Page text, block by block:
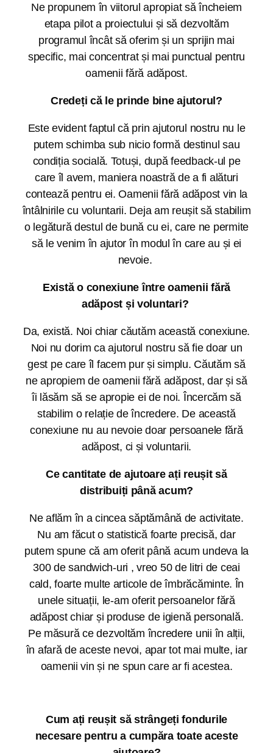
Ne propunem în viitorul apropiat să încheiem
etapa pilot a proiectului și să dezvoltăm
programul încât să oferim și un sprijin mai
specific, mai concentrat și mai punctual pentru
oamenii fără adăpost.
Credeți că le prinde bine ajutorul?
Este evident faptul că prin ajutorul nostru nu le
putem schimba sub nicio formă destinul sau
condiția socială. Totuși, după feedback-ul pe
care îl avem, maniera noastră de a fi alături
contează pentru ei. Oamenii fără adăpost vin la
întâlnirile cu voluntarii. Deja am reușit să stabilim
o legătură destul de bună cu ei, care ne permite
să le venim în ajutor în modul în care au și ei
nevoie.
Există o conexiune între oamenii fără
adăpost și voluntari?
Da, există. Noi chiar căutăm această conexiune.
Noi nu dorim ca ajutorul nostru să fie doar un
gest pe care îl facem pur și simplu. Căutăm să
ne apropiem de oamenii fără adăpost, dar și să
îi lăsăm să se apropie ei de noi. Încercăm să
stabilim o relație de încredere. De această
conexiune nu au nevoie doar persoanele fără
adăpost, ci și voluntarii.
Ce cantitate de ajutoare ați reușit să
distribuiți până acum?
Ne aflăm în a cincea săptămână de activitate.
Nu am făcut o statistică foarte precisă, dar
putem spune că am oferit până acum undeva la
300 de sandwich-uri , vreo 50 de litri de ceai
cald, foarte multe articole de îmbrăcăminte. În
unele situații, le-am oferit persoanelor fără
adăpost chiar și produse de igienă personală.
Pe măsură ce dezvoltăm încredere unii în alții,
în afară de aceste nevoi, apar tot mai multe, iar
oamenii vin și ne spun care ar fi acestea.
Cum ați reușit să strângeți fondurile
necesare pentru a cumpăra toate aceste